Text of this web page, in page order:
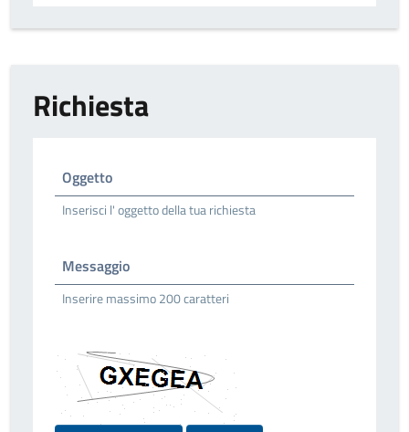
Richiesta
Oggetto
Inserisci l' oggetto della tua richiesta
Messaggio
Inserire massimo 200 caratteri